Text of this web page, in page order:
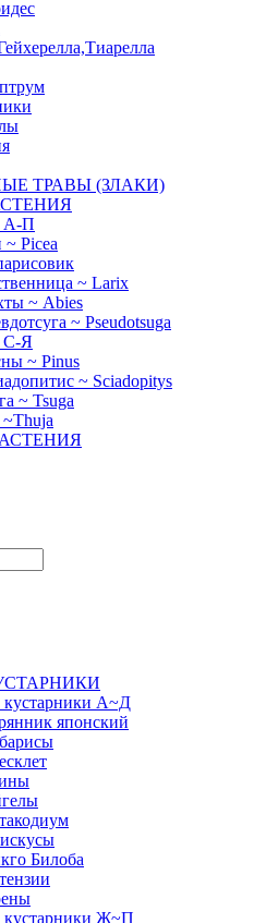
ТРАВЫ (ЗЛАКИ)
А-П
~ Picea
~ Larix
~ Abies
~ Pseudotsuga
С-Я
~ Pinus
~ Sciadopitys
~ Tsuga
~Thuja
кустарники А~Д
японский
Билоба
кустарники Ж~П